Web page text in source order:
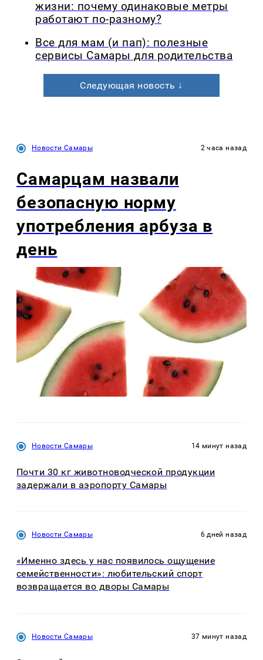
жизни: почему одинаковые метры
работают по-разному?
Все для мам (и пап): полезные
сервисы Самары для родительства
Следующая новость ↓
Новости Самары 2 часа назад
Самарцам назвали
безопасную норму
употребления арбуза в
день
Новости Самары 14 минут назад
Почти 30 кг животноводческой продукции
задержали в аэропорту Самары
Новости Самары 6 дней назад
«Именно здесь у нас появилось ощущение
семейственности»: любительский спорт
возвращается во дворы Самары
Новости Самары 37 минут назад